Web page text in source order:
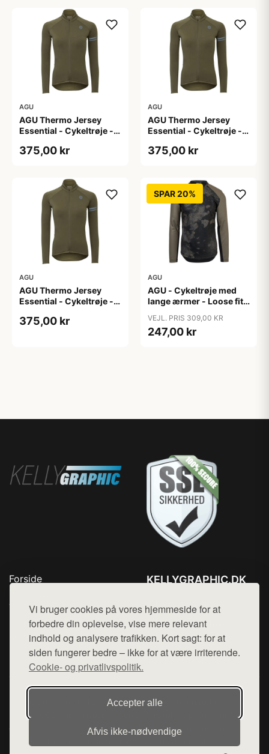
Vi bruger cookies på vores hjemmeside for at
forbedre din oplevelse, vise mere relevant
indhold og analysere trafikken. Kort sagt: for at
siden fungerer bedre – ikke for at være irriterende.
Cookie- og privatlivspolitik.
Accepter alle
Afvis ikke‑nødvendige
AGU
AGU Thermo Jersey
Essential - Cykeltrøje -
S
375,00 kr
AGU
AGU Thermo Jersey
Essential - Cykeltrøje -
XL
375,00 kr
AGU
AGU Thermo Jersey
Essential - Cykeltrøje -
XXL
375,00 kr
SPAR 20%
AGU
AGU - Cykeltrøje med
lange ærmer - Loose fit -
VEJL. PRIS 309,00 KR
247,00 kr
Forside
Top Rabatter
Blog
Kontakt
KELLYGRAPHIC.DK
Mail: hej@want.dk
Cookie- og privatlivspolitik
Denne side er en del af want.dk, der udgiver en række
hjemmesider med præsentation af forskellige produkter fra
diverse webshops. Der sælges ikke varer fra denne side - vi